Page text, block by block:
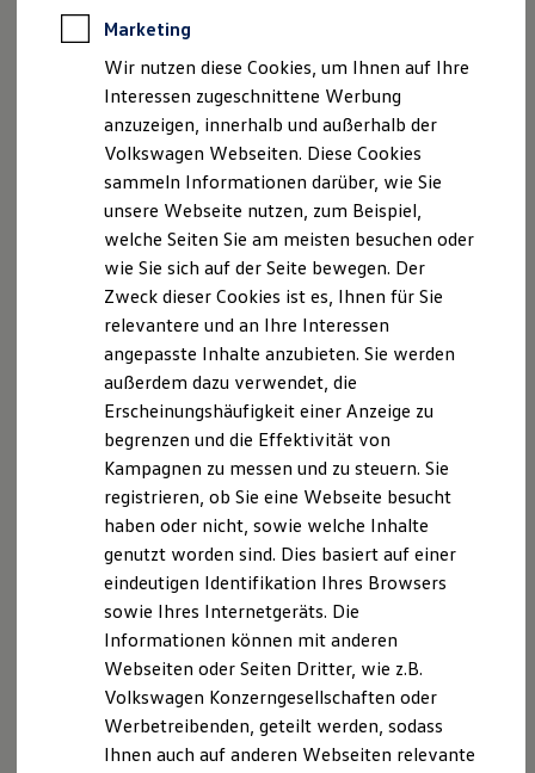
Software, Konnektivität & Apps
California App
VW Connect für Ihren ID. Buzz
VW Connect für Ihren Transporter/Caravelle
VW Connect für Ihren Amarok
VW Connect für andere Modelle
Connect Pro
Fleet Interface Data
Multistop Pathfinder
Übersicht Software Updates
Hilfreiches für Besitzer
Fahrerassistenz- und Sicherheitssysteme
Kontrollleuchten
Kurzfahrprofile und Ölverdünnung
XTL-Dieselkraftstoff
Ersatzteile und Betriebsflüssigkeiten
Original Zubehör und Lifestyle Produkte
myVolkswagen
myVolkswagen Business
Elektrisch & Autonom
Elektro - & Hybridfahrzeuge
Unser Ansatz
Klimafreundlicher Strom
Reichweite & Ladelösungen
Reichweitensimulator
Ladezeitensimulator
Ladelösungen für Privatkunden
Ladelösungen für Gewerbekunden
Wallbox und Ladekabel
Förderung & Kosten der Elektrofahrzeuge
Fördermöglichkeiten für Privatkunden
Fördermöglichkeiten für Gewerbekunden
Absatz 1 der Gewerbeordnung
(Versicherungsvertreter) für den Volkswagen
Versicherungsdienst tätig.Wir sind bei der IHK für
München und Oberbayern, Max-Joseph-Straße 2,
80333 München,http://www.muenchen-ihk.de/
der Vermittlernummer D-MC2K-LXKF6-20
registriert.Sollten Sie ausnahmsweise nicht mit
unserer Beratungsleistung zufrieden sein, können Sie
sich auch an folgende Adressen
wenden:Versicherungsombudsmann e.V.
Postfach 080632, 10006 Berlin
http://www.versicherungsombudsmann.de
Ombudsmann für die private Kranken- und
Pflegeversicherung
Postfach 060222, 10052 Berlin
http://www.pkv-ombudsmann.de
Die gemeinsame Stelle im Sinne des § 11a Abs.1 der
Gewerbeordnung ist die DIHK e. V. Breite Straße 29,
10178 Berlin
Telefon : 0180-5005850 (0,14 EUR/Min. aus dem
deutschen Festnetz, höchstens 0,42 EUR/Min. aus
Marketing
Wir nutzen diese Cookies, um Ihnen auf Ihre
Interessen zugeschnittene Werbung
anzuzeigen, innerhalb und außerhalb der
Volkswagen Webseiten. Diese Cookies
sammeln Informationen darüber, wie Sie
unsere Webseite nutzen, zum Beispiel,
welche Seiten Sie am meisten besuchen oder
wie Sie sich auf der Seite bewegen. Der
Zweck dieser Cookies ist es, Ihnen für Sie
relevantere und an Ihre Interessen
angepasste Inhalte anzubieten. Sie werden
außerdem dazu verwendet, die
Erscheinungshäufigkeit einer Anzeige zu
begrenzen und die Effektivität von
Kampagnen zu messen und zu steuern. Sie
registrieren, ob Sie eine Webseite besucht
haben oder nicht, sowie welche Inhalte
genutzt worden sind. Dies basiert auf einer
eindeutigen Identifikation Ihres Browsers
sowie Ihres Internetgeräts. Die
Informationen können mit anderen
Webseiten oder Seiten Dritter, wie z.B.
Volkswagen Konzerngesellschaften oder
Werbetreibenden, geteilt werden, sodass
Ihnen auch auf anderen Webseiten relevante